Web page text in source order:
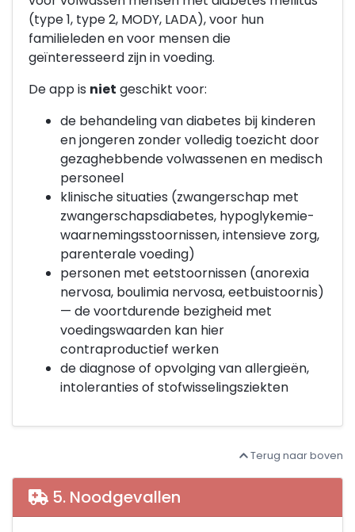
(type 1, type 2, MODY, LADA), voor hun
familieleden en voor mensen die
geïnteresseerd zijn in voeding.
De app is niet geschikt voor:
de behandeling van diabetes bij kinderen
en jongeren zonder volledig toezicht door
gezaghebbende volwassenen en medisch
personeel
klinische situaties (zwangerschap met
zwangerschapsdiabetes, hypoglykemie-
waarnemingsstoornissen, intensieve zorg,
parenterale voeding)
personen met eetstoornissen (anorexia
nervosa, boulimia nervosa, eetbuistoornis)
— de voortdurende bezigheid met
voedingswaarden kan hier
contraproductief werken
de diagnose of opvolging van allergieën,
intoleranties of stofwisselingsziekten
Terug naar boven
5. Noodgevallen